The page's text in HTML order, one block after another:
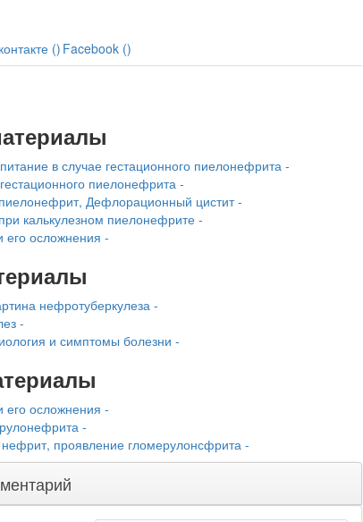
() Facebook ()
в случае гестацион­ного пиелонефрита -
пиелонефрита -
Дефлорационный цистит -
калькулезном пиелонефрите -
осложнения -
нефротуберкулеза -
-
и симптомы болезни -
осложнения -
-
нефрит, проявление гломерулонсфрита -